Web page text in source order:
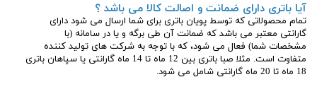
آیا باتری دارای ضمانت و اصالت کالا می باشد ؟
تمام محصولاتی که توسط پویان باتری برای شما ارسال می شود دارای
گارانتی معتبر می باشد که ضمانت آن طی برگه و یا در سامانه (با
مشخصات شما) فعال می شود، که با توجه به شرکت های تولید کننده
متفاوت است. مثلا صبا باتری بین 12 ماه تا 14 ماه گارانتی یا سپاهان باتری
18 ماه تا 20 ماه گارانتی شامل می شود.